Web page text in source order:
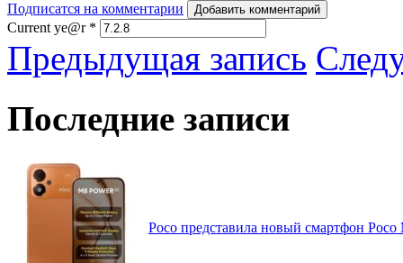
Подписатся на комментарии Добавить комментарий
Current ye@r *
Предыдущая запись
Последние записи
Poco представила новый смартфон